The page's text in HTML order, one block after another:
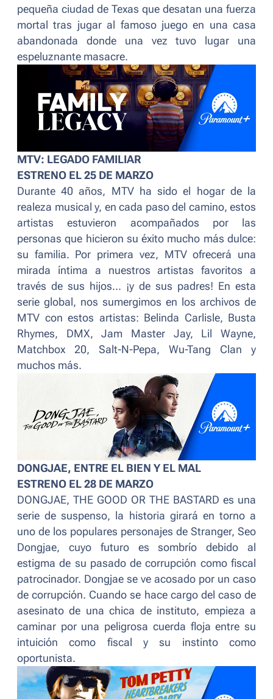
pequeña ciudad de Texas que desatan una fuerza
mortal tras jugar al famoso juego en una casa
abandonada donde una vez tuvo lugar una
espeluznante masacre.
MTV: LEGADO FAMILIAR
ESTRENO EL 25 DE MARZO
Durante 40 años, MTV ha sido el hogar de la
realeza musical y, en cada paso del camino, estos
artistas estuvieron acompañados por las
personas que hicieron su éxito mucho más dulce:
su familia. Por primera vez, MTV ofrecerá una
mirada íntima a nuestros artistas favoritos a
través de sus hijos... ¡y de sus padres! En esta
serie global, nos sumergimos en los archivos de
MTV con estos artistas: Belinda Carlisle, Busta
Rhymes, DMX, Jam Master Jay, Lil Wayne,
Matchbox 20, Salt-N-Pepa, Wu-Tang Clan y
muchos más.
DONGJAE, ENTRE EL BIEN Y EL MAL
ESTRENO EL 28 DE MARZO
DONGJAE, THE GOOD OR THE BASTARD es una
serie de suspenso, la historia girará en torno a
uno de los populares personajes de Stranger, Seo
Dongjae, cuyo futuro es sombrío debido al
estigma de su pasado de corrupción como fiscal
patrocinador. Dongjae se ve acosado por un caso
de corrupción. Cuando se hace cargo del caso de
asesinato de una chica de instituto, empieza a
caminar por una peligrosa cuerda floja entre su
intuición como fiscal y su instinto como
oportunista.